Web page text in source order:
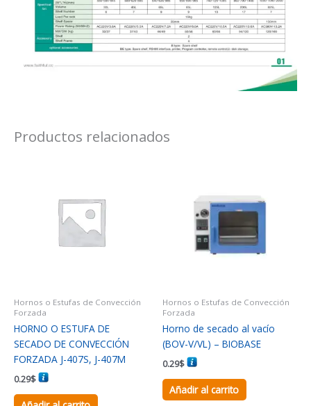
Productos relacionados
Hornos o Estufas de Convección
Forzada
HORNO O ESTUFA DE
SECADO DE CONVECCIÓN
FORZADA J-407S, J-407M
0.29$
Hornos o Estufas de Convección
Forzada
Horno de secado al vacío
(BOV-V/VL) – BIOBASE
0.29$
Añadir al carrito